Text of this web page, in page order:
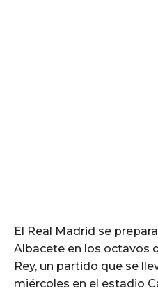
El Real Madrid se
Albacete en los octavos
Rey, un partido que se
miércoles en el estadio